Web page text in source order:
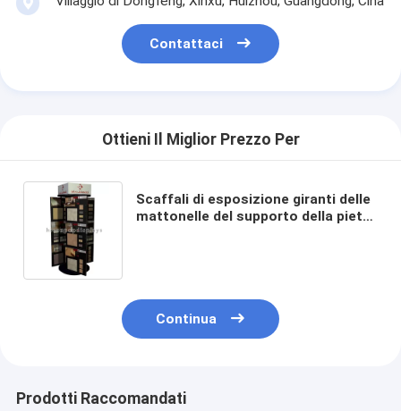
Contattaci
Ottieni Il Miglior Prezzo Per
Scaffali di esposizione giranti delle
mattonelle del supporto della pietra
Continua
Prodotti Raccomandati